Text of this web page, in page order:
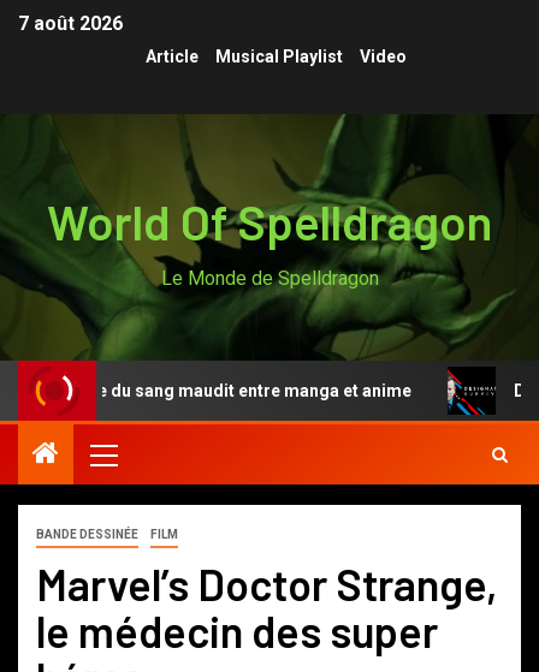
7 août 2026
Article Musical Playlist Video
World Of Spelldragon
Le Monde de Spelldragon
du sang maudit entre manga et anime
BANDE DESSINÉE FILM
Marvel’s Doctor Strange,
le médecin des super